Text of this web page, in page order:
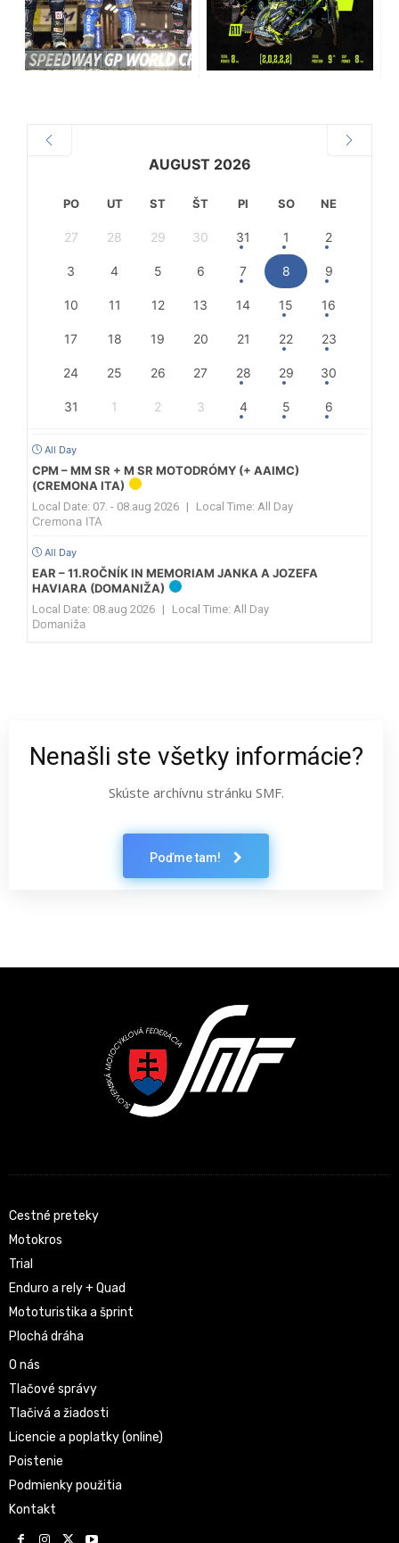
AUGUST 2026
PO UT ST ŠT PI SO NE
27 28 29 30 31 1 2
3 4 5 6 7 8 9
10 11 12 13 14 15 16
17 18 19 20 21 22 23
24 25 26 27 28 29 30
31 1 2 3 4 5 6
All Day
CPM – MM SR + M SR MOTODRÓMY (+ AAIMC)
(CREMONA ITA)
Local Date: 07. - 08.aug 2026 | Local Time: All Day
Cremona ITA
All Day
EAR – 11.ROČNÍK IN MEMORIAM JANKA A JOZEFA
HAVIARA (DOMANIŽA)
Local Date: 08.aug 2026 | Local Time: All Day
Domaniža
Nenašli ste všetky informácie?
Skúste archívnu stránku SMF.
Poďme tam!
Cestné preteky
Motokros
Trial
Enduro a rely + Quad
Mototuristika a šprint
Plochá dráha
O nás
Tlačové správy
Tlačivá a žiadosti
Licencie a poplatky (online)
Poistenie
Podmienky použitia
Kontakt